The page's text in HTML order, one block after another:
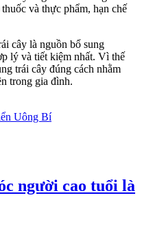
và thực phẩm, hạn chế
cây là nguồn bổ sung
lý và tiết kiệm nhất. Vì thế
trái cây đúng cách nhằm
trong gia đình.
Uông Bí
người cao tuổi là